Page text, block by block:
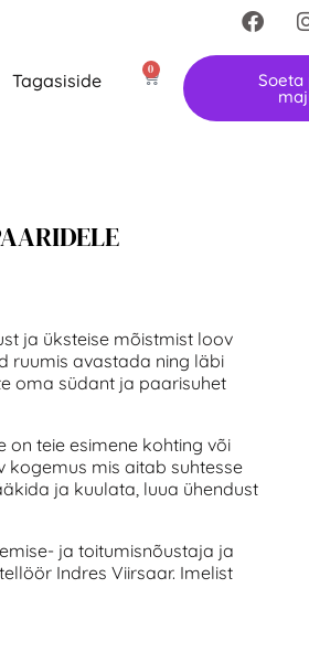
Tagasiside
0
Soeta
ja üksteise mõistmist loov
ruumis avastada ning läbi
oma südant ja paarisuhet
teie esimene kohting või
kogemus mis aitab suhtesse
ja kuulata, luua ühendust
ja toitumisnõustaja ja
Indres Viirsaar. Imelist